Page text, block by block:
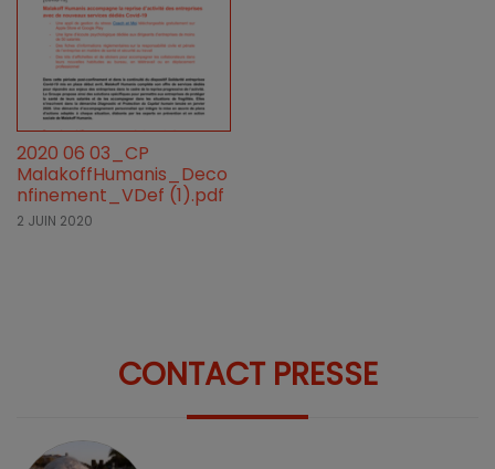
2020 06 03_CP
MalakoffHumanis_Deco
nfinement_VDef (1).pdf
2 JUIN 2020
CONTACT PRESSE